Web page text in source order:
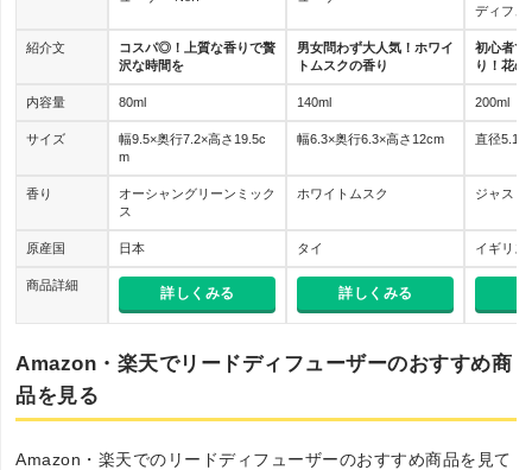
紹介文
内容量
サイズ
香り
原産国
商品詳細
コスパ◎！上質な香りで贅
沢な時間を
80ml
幅9.5×奥行7.2×高さ19.5c
m
オーシャングリーンミック
ス
日本
詳しくみる
男女問わず大人気！ホワイ
トムスクの香り
140ml
幅6.3×奥行6.3×高さ12cm
ホワイトムスク
タイ
詳しくみる
ディフュ
初心者で
り！花の
200ml
直径5.1×
ジャスミ
イギリス
Amazon・楽天でリードディフューザーのおすすめ商
品を見る
Amazon・楽天でのリードディフューザーのおすすめ商品を見て